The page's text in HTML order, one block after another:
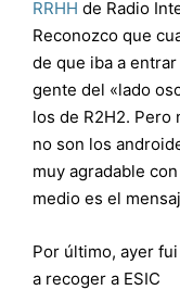
RRHH de Radio
Reconozco que
de que iba a
gente del «lado
los de R2H2.
no son los
muy agradable
medio es el
Por último, ayer fui
a recoger a ESIC